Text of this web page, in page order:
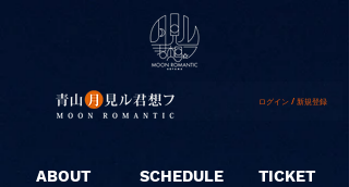
ログイン / 新規登録
ABOUT SCHEDULE TICKET